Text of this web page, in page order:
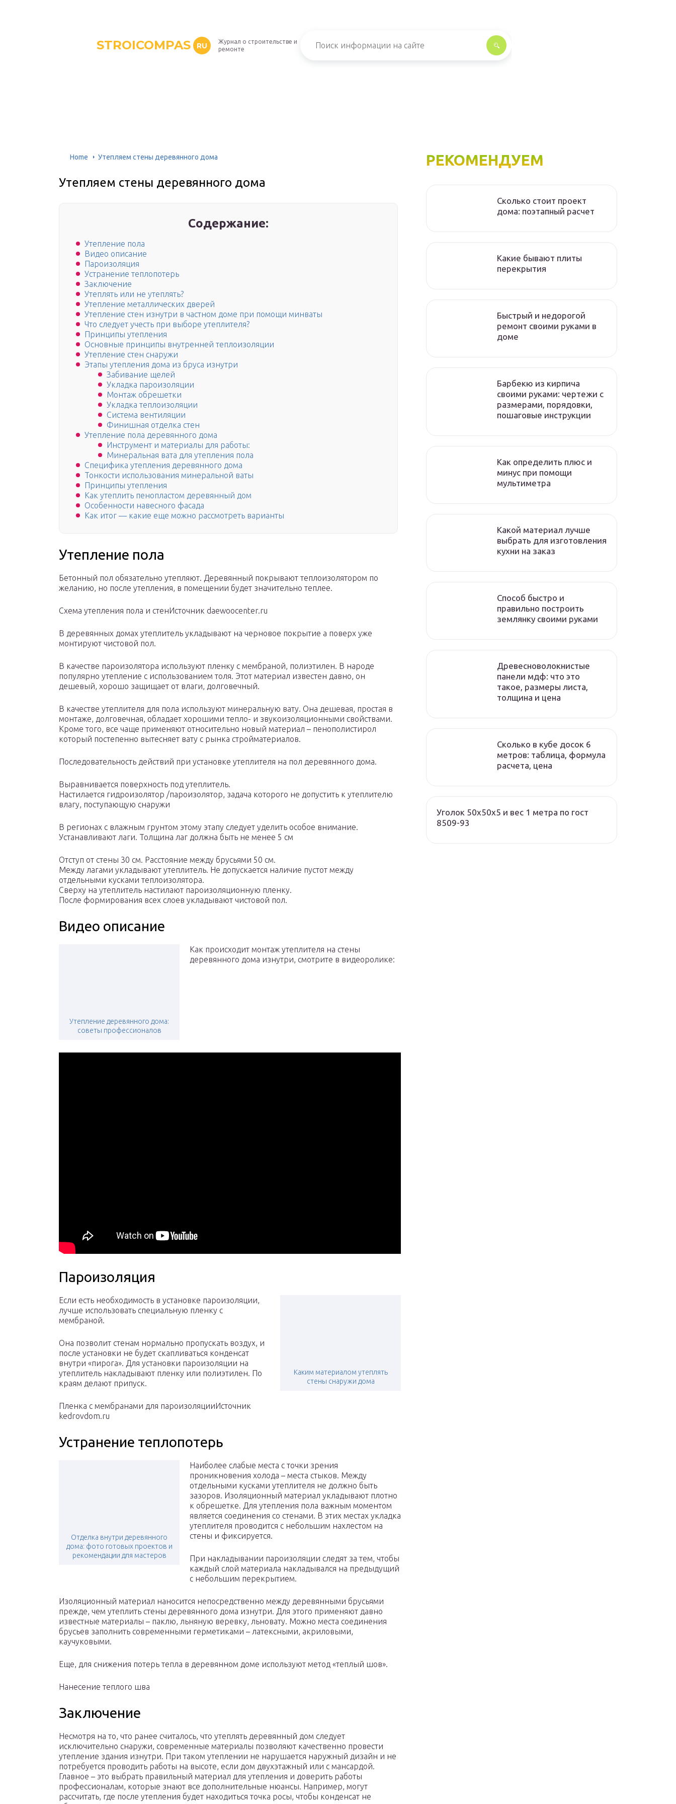
STROICOMPAS RU
Журнал о строительстве и
ремонте
Home Утепляем стены деревянного дома
Утепляем стены деревянного дома
Содержание:
Утепление пола
Видео описание
Пароизоляция
Устранение теплопотерь
Заключение
Утеплять или не утеплять?
Утепление металлических дверей
Утепление стен изнутри в частном доме при помощи минваты
Что следует учесть при выборе утеплителя?
Принципы утепления
Основные принципы внутренней теплоизоляции
Утепление стен снаружи
Этапы утепления дома из бруса изнутри
Забивание щелей
Укладка пароизоляции
Монтаж обрешетки
Укладка теплоизоляции
Система вентиляции
Финишная отделка стен
Утепление пола деревянного дома
Инструмент и материалы для работы:
Минеральная вата для утепления пола
Специфика утепления деревянного дома
Тонкости использования минеральной ваты
Принципы утепления
Как утеплить пенопластом деревянный дом
Особенности навесного фасада
Как итог — какие еще можно рассмотреть варианты
Утепление пола
Бетонный пол обязательно утепляют. Деревянный покрывают теплоизолятором по
желанию, но после утепления, в помещении будет значительно теплее.
Схема утепления пола и стенИсточник daewoocenter.ru
В деревянных домах утеплитель укладывают на черновое покрытие а поверх уже
монтируют чистовой пол.
В качестве пароизолятора используют пленку с мембраной, полиэтилен. В народе
популярно утепление с использованием толя. Этот материал известен давно, он
дешевый, хорошо защищает от влаги, долговечный.
В качестве утеплителя для пола используют минеральную вату. Она дешевая, простая в
монтаже, долговечная, обладает хорошими тепло- и звукоизоляционными свойствами.
Кроме того, все чаще применяют относительно новый материал – пенополистирол
который постепенно вытесняет вату с рынка стройматериалов.
Последовательность действий при установке утеплителя на пол деревянного дома.
Выравнивается поверхность под утеплитель.
Настилается гидроизолятор /пароизолятор, задача которого не допустить к утеплителю
влагу, поступающую снаружи
В регионах с влажным грунтом этому этапу следует уделить особое внимание.
Устанавливают лаги. Толщина лаг должна быть не менее 5 см
Отступ от стены 30 см. Расстояние между брусьями 50 см.
Между лагами укладывают утеплитель. Не допускается наличие пустот между
отдельными кусками теплоизолятора.
Сверху на утеплитель настилают пароизоляционную пленку.
После формирования всех слоев укладывают чистовой пол.
Видео описание
Утепление деревянного дома:
советы профессионалов
Как происходит монтаж утеплителя на стены
деревянного дома изнутри, смотрите в видеоролике:
Пароизоляция
Каким материалом утеплять
стены снаружи дома
Если есть необходимость в установке пароизоляции,
лучше использовать специальную пленку с
мембраной.
Она позволит стенам нормально пропускать воздух, и
после установки не будет скапливаться конденсат
внутри «пирога». Для установки пароизоляции на
утеплитель накладывают пленку или полиэтилен. По
краям делают припуск.
Пленка с мембранами для пароизоляцииИсточник
kedrovdom.ru
Устранение теплопотерь
Отделка внутри деревянного
дома: фото готовых проектов и
рекомендации для мастеров
Наиболее слабые места с точки зрения
проникновения холода – места стыков. Между
отдельными кусками утеплителя не должно быть
зазоров. Изоляционный материал укладывают плотно
к обрешетке. Для утепления пола важным моментом
является соединения со стенами. В этих местах укладка
утеплителя проводится с небольшим нахлестом на
стены и фиксируется.
При накладывании пароизоляции следят за тем, чтобы
каждый слой материала накладывался на предыдущий
с небольшим перекрытием.
Изоляционный материал наносится непосредственно между деревянными брусьями
прежде, чем утеплить стены деревянного дома изнутри. Для этого применяют давно
известные материалы – паклю, льняную веревку, льновату. Можно места соединения
брусьев заполнить современными герметиками – латексными, акриловыми,
каучуковыми.
Еще, для снижения потерь тепла в деревянном доме используют метод «теплый шов».
Нанесение теплого шва
Заключение
Несмотря на то, что ранее считалось, что утеплять деревянный дом следует
исключительно снаружи, современные материалы позволяют качественно провести
утепление здания изнутри. При таком утеплении не нарушается наружный дизайн и не
потребуется проводить работы на высоте, если дом двухэтажный или с мансардой.
Главное – это выбрать правильный материал для утепления и доверить работы
профессионалам, которые знают все дополнительные нюансы. Например, могут
рассчитать, где после утепления будет находиться точка росы, чтобы конденсат не
РЕКОМЕНДУЕМ
Сколько стоит проект
дома: поэтапный расчет
Какие бывают плиты
перекрытия
Быстрый и недорогой
ремонт своими руками в
доме
Барбекю из кирпича
своими руками: чертежи с
размерами, порядовки,
пошаговые инструкции
Как определить плюс и
минус при помощи
мультиметра
Какой материал лучше
выбрать для изготовления
кухни на заказ
Способ быстро и
правильно построить
землянку своими руками
Древесноволокнистые
панели мдф: что это
такое, размеры листа,
толщина и цена
Сколько в кубе досок 6
метров: таблица, формула
расчета, цена
Уголок 50х50х5 и вес 1 метра по гост
8509-93